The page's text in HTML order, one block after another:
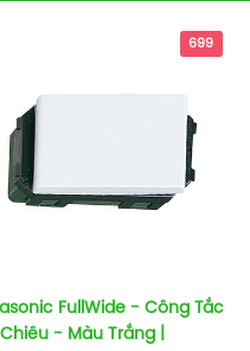
699
FullWide - Công Tắc
- Màu Trắng |